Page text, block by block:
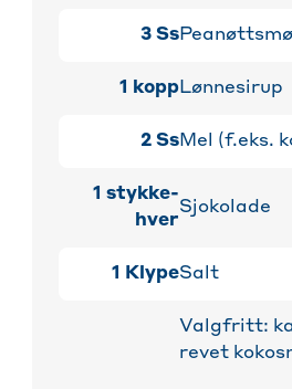
3 Ss
1 koppLønnesirup
2 SsMel (f.eks.
1 stykke-
hver
Sjokolade
1 KlypeSalt
Valgfritt:
revet